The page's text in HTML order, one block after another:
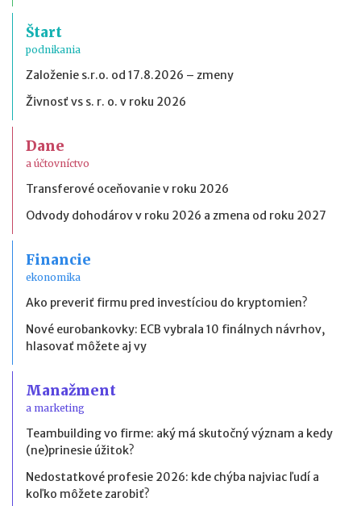
Štart
podnikania
Založenie s.r.o. od 17.8.2026 – zmeny
Živnosť vs s. r. o. v roku 2026
Dane
a účtovníctvo
Transferové oceňovanie v roku 2026
Odvody dohodárov v roku 2026 a zmena od roku 2027
Financie
ekonomika
Ako preveriť firmu pred investíciou do kryptomien?
Nové eurobankovky: ECB vybrala 10 finálnych návrhov,
hlasovať môžete aj vy
Manažment
a marketing
Teambuilding vo firme: aký má skutočný význam a kedy
(ne)prinesie úžitok?
Nedostatkové profesie 2026: kde chýba najviac ľudí a
koľko môžete zarobiť?